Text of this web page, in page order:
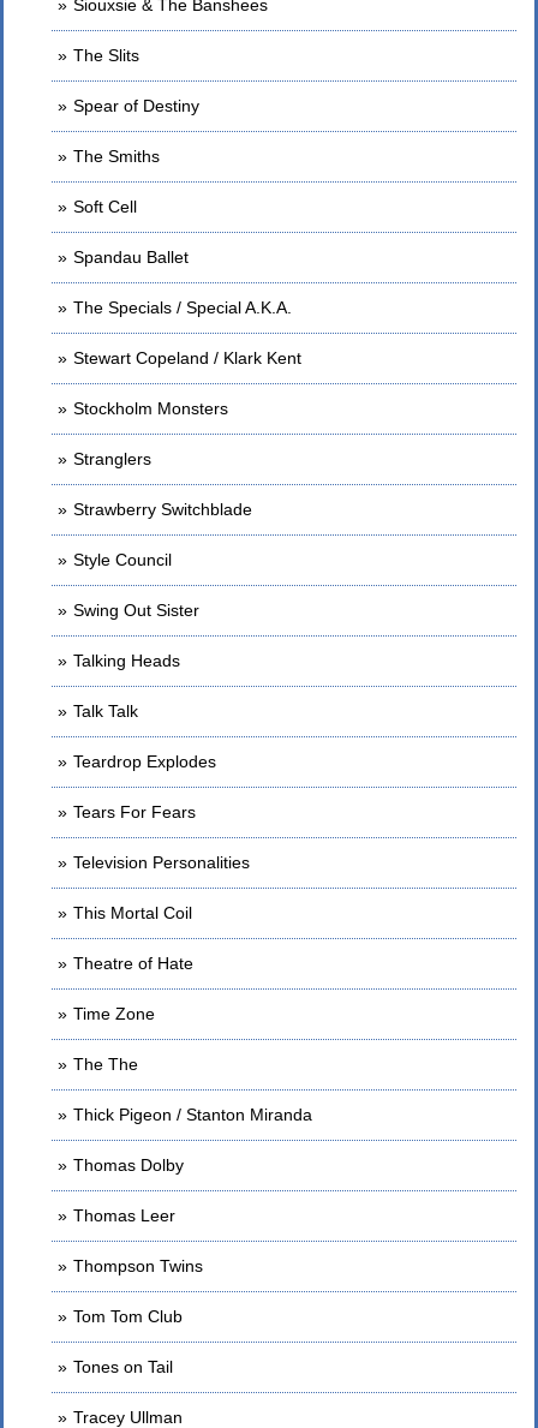
Siouxsie & The Banshees
The Slits
Spear of Destiny
The Smiths
Soft Cell
Spandau Ballet
The Specials / Special A.K.A.
Stewart Copeland / Klark Kent
Stockholm Monsters
Stranglers
Strawberry Switchblade
Style Council
Swing Out Sister
Talking Heads
Talk Talk
Teardrop Explodes
Tears For Fears
Television Personalities
This Mortal Coil
Theatre of Hate
Time Zone
The The
Thick Pigeon / Stanton Miranda
Thomas Dolby
Thomas Leer
Thompson Twins
Tom Tom Club
Tones on Tail
Tracey Ullman